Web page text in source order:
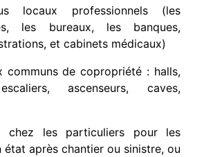
locaux professionnels (les
les bureaux, les banques,
et cabinets médicaux)
communs de copropriété : halls,
ascenseurs, caves,
chez les particuliers pour les
état après chantier ou sinistre, ou